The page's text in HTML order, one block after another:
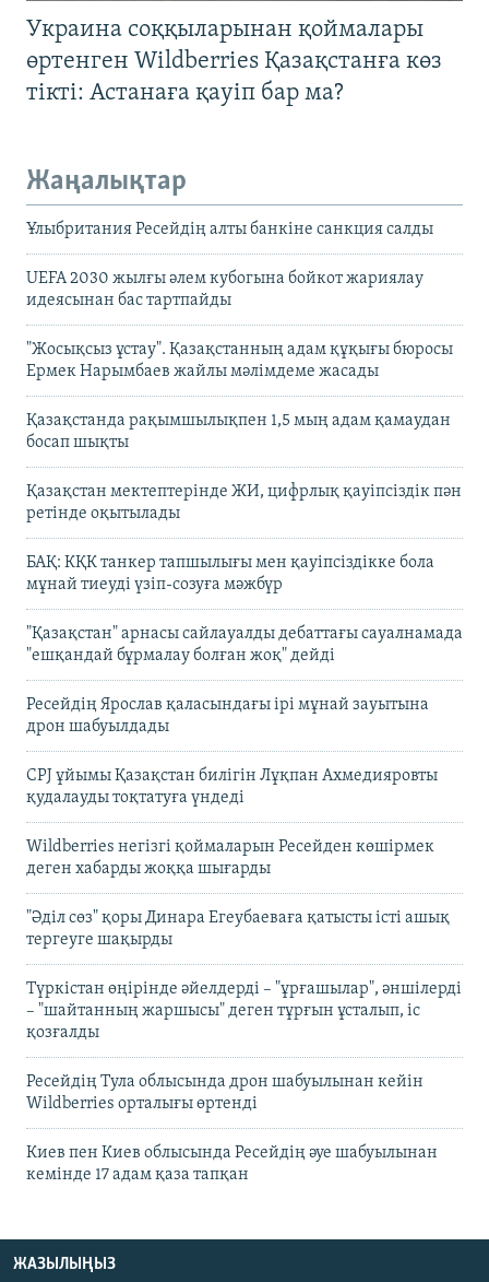
Украина соққыларынан қоймалары
өртенген Wildberries Қазақстанға көз
тікті: Астанаға қауіп бар ма?
Жаңалықтар
Ұлыбритания Ресейдің алты банкіне санкция салды
UEFA 2030 жылғы әлем кубогына бойкот жариялау
идеясынан бас тартпайды
"Жосықсыз ұстау". Қазақстанның адам құқығы бюросы
Ермек Нарымбаев жайлы мәлімдеме жасады
Қазақстанда рақымшылықпен 1,5 мың адам қамаудан
босап шықты
Қазақстан мектептерінде ЖИ, цифрлық қауіпсіздік пән
ретінде оқытылады
БАҚ: КҚК танкер тапшылығы мен қауіпсіздікке бола
мұнай тиеуді үзіп-созуға мәжбүр
"Қазақстан" арнасы сайлауалды дебаттағы сауалнамада
"ешқандай бұрмалау болған жоқ" дейді
Ресейдің Ярослав қаласындағы ірі мұнай зауытына
дрон шабуылдады
CPJ ұйымы Қазақстан билігін Лұқпан Ахмедияровты
қудалауды тоқтатуға үндеді
Wildberries негізгі қоймаларын Ресейден көшірмек
деген хабарды жоққа шығарды
"Әділ сөз" қоры Динара Егеубаеваға қатысты істі ашық
тергеуге шақырды
Түркістан өңірінде әйелдерді – "ұрғашылар", әншілерді
– "шайтанның жаршысы" деген тұрғын ұсталып, іс
қозғалды
Ресейдің Тула облысында дрон шабуылынан кейін
Wildberries орталығы өртенді
Киев пен Киев облысында Ресейдің әуе шабуылынан
кемінде 17 адам қаза тапқан
ЖАЗЫЛЫҢЫЗ